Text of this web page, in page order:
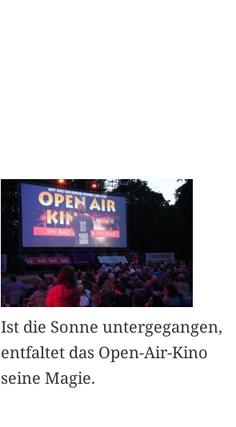
Ist die Sonne untergegangen,
entfaltet das Open-Air-Kino
seine Magie.